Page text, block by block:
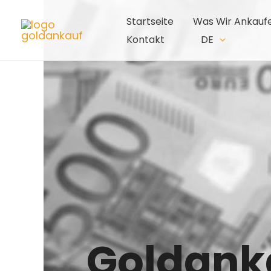
Inhalt
springen
Startseite
Was Wir
Kontakt
DE